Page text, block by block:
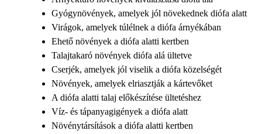
Gyógynövények, amelyek jól növekednek diófa alatt
Virágok, amelyek túlélnek a diófa árnyékában
Ehető növények a diófa alatti kertben
Talajtakaró növények diófa alá ültetve
Cserjék, amelyek jól viselik a diófa közelségét
Növények, amelyek elriasztják a kártevőket
A diófa alatti talaj előkészítése ültetéshez
Víz- és tápanyagigények a diófa alatt
Növénytársítások a diófa alatti kertben